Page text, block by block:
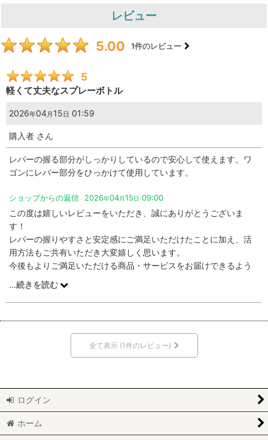
レビュー
5.00 1件のレビュー
5
軽くて丈夫なスプレーボトル
2026年04月 15 日 01:59
購入者 さん
レバーの握る部分がしっかりしているので安心して使えます。ワ
ゴンにレバー部分をひっかけて使用しています。
ショップからの返信 2026年04月15日 09:00
この度は嬉しいレビューをいただき、誠にありがとうございま
す！
レバーの握りやすさと安定感にご満足いただけたことに加え、活
用方法もご共有いただき大変嬉しく思います。
今後もよりご満足いただける商品・サービスをお届けできるよう
努めてまいります。
またのご利用を心よりお待ちしております！
...続きを読む
全て表示 (1件のレビュー)
ログイン
ホーム